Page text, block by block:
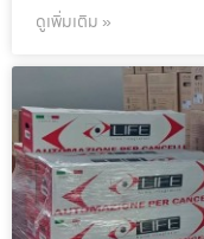
ดูเพิ่มเติม »